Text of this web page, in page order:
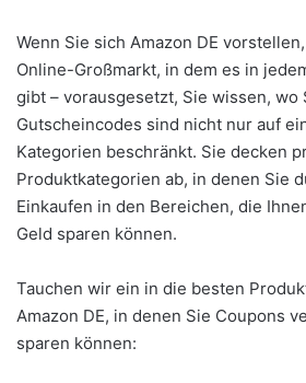
Wenn Sie sich Amazon DE
Online-Großmarkt, in dem es in
gibt – vorausgesetzt, Sie wissen, wo
Gutscheincodes sind nicht nur auf
Kategorien beschränkt. Sie decken
Produktkategorien ab, in denen Sie
Einkaufen in den Bereichen, die
Geld sparen können.
Tauchen wir ein in die besten
Amazon DE, in denen Sie Coupons
sparen können: